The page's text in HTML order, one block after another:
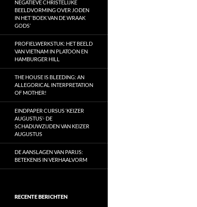
NEGATIEVE CHRISTELIJKE
BEELDVORMING OVER JODEN
IN HET ‘BOEK VAN DE WRAAK
GODS’
PROFIELWERKSTUK: HET BEELD
VAN VIETNAM IN PLATOON EN
HAMBURGER HILL
THE HOUSE IS BLEEDING: AN
ALLEGORICAL INTERPRETATION
OF MOTHER!
EINDPAPER CURSUS ‘KEIZER
AUGUSTUS’- DE
SCHADUWZIJDEN VAN KEIZER
AUGUSTUS
DE AANSLAGEN VAN PARIJS:
BETEKENIS IN VERHAALVORM
RECENTE BERICHTEN